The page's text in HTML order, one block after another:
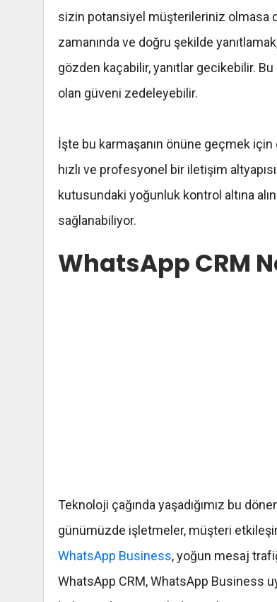
sizin potansiyel müşterileriniz olmasa
zamanında ve doğru şekilde
gözden kaçabilir, yanıtlar gecikebilir.
olan güveni zedeleyebilir.
İşte bu karmaşanın önüne geçmek
hızlı ve profesyonel bir iletişim
kutusundaki yoğunluk kontrol altına
sağlanabiliyor.
WhatsApp CRM
Teknoloji çağında yaşadığımız bu
günümüzde işletmeler, müşteri
WhatsApp Business, yoğun mesaj
WhatsApp CRM, WhatsApp Business